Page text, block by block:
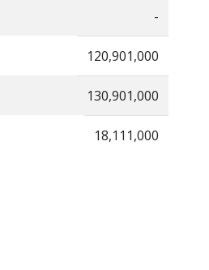
-
120,901,000
130,901,000
18,111,000